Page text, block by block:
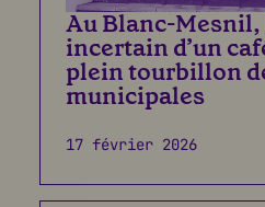
Au Blanc-
incertain d’un
plein tourbillon
municipales
17 février 2026